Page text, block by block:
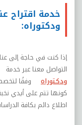
خدمة اقتراح
ودكتوراه:
إذا كنت في حاجة إلى
التواصل معنا عبر خدمة
ودكتوراه
وفقًا
كونها تتم على أيدي
اطلاع دائم بكافة